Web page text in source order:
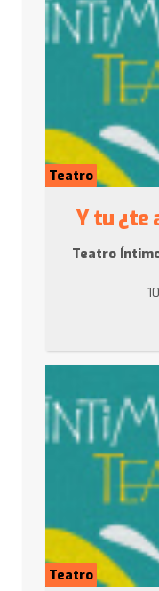
Teatro
Y tu ¿te
Teatro
Teatro